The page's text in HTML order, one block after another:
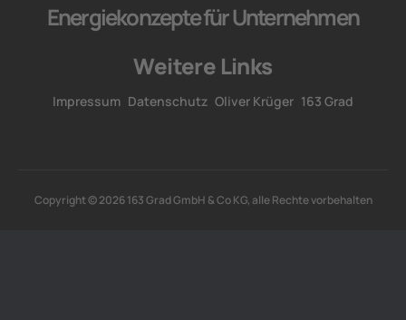
Energiekonzepte für Unternehmen
Weitere Links
Impressum Datenschutz Oliver Krüger 163 Grad
Copyright © 2026 163 Grad GmbH & Co KG, alle Rechte vorbehalten